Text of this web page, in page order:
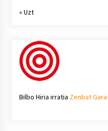
« Uzt
Bilbo Hiria irratia Zenbat Gara